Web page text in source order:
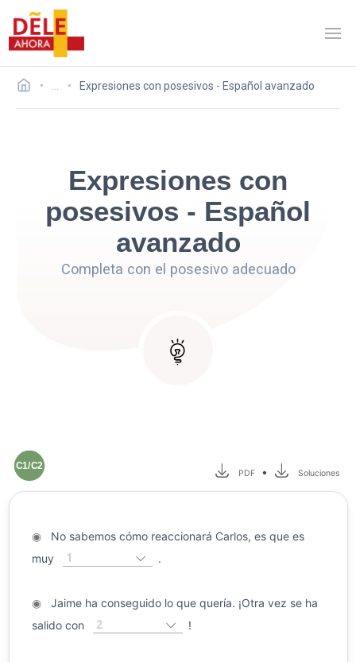
Expresiones con posesivos - Español avanzado
Expresiones con
posesivos - Español
avanzado
Completa con el posesivo adecuado
C1/C2
PDF • Soluciones
◉No sabemos cómo reaccionará Carlos, es que es
muy
1 .
◉Jaime ha conseguido lo que quería. ¡Otra vez se ha
salido con
2 !